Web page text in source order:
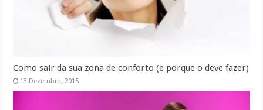
Como sair da sua zona de conforto (e porque o deve fazer)
13 Dezembro, 2015